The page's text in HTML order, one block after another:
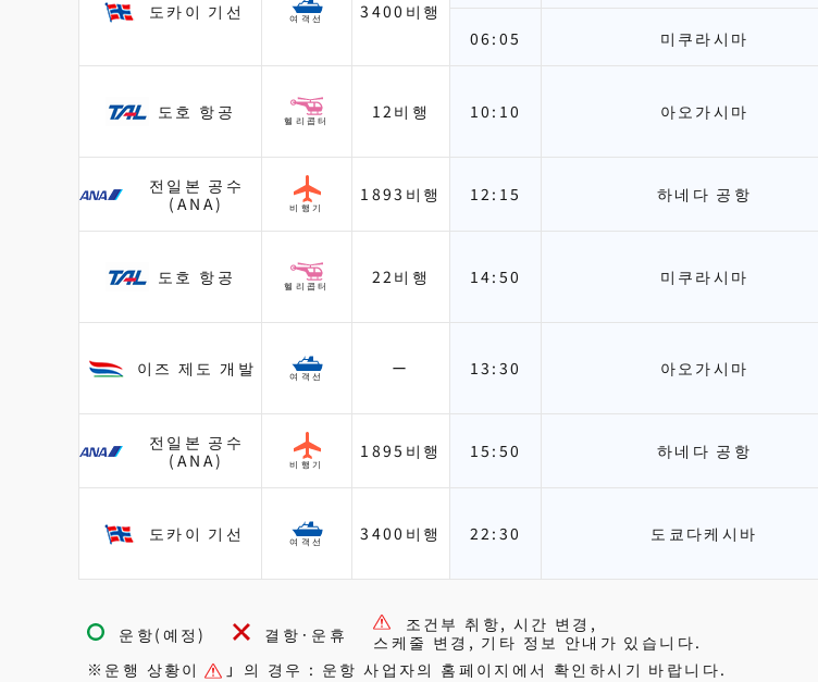
도카이 기선 여객선 3400비행
06:05 미쿠라시마
도호 항공 헬리콥터 12비행 10:10 아오가시마
전일본 공수
(ANA)
비행기
1893비행 12:15 하네다 공항
도호 항공 헬리콥터 22비행 14:50 미쿠라시마
이즈 제도 개발 여객선 ー 13:30 아오가시마
전일본 공수
(ANA)
비행기
1895비행 15:50 하네다 공항
도카이 기선 여객선 3400비행 22:30 도쿄다케시바
운항(예정) 결항·운휴
조건부 취항, 시간 변경,
스케줄 변경, 기타 정보 안내가 있습니다.
※운행 상황이
」의 경우 : 운항 사업자의 홈페이지에서 확인하시기 바랍니다.